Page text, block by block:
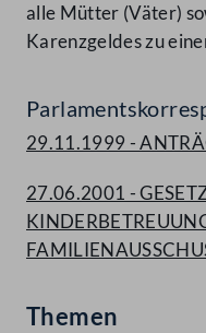
alle Mütter (Väter)
Karenzgeldes zu
29.11.1999 -
27.06.2001 -
Themen